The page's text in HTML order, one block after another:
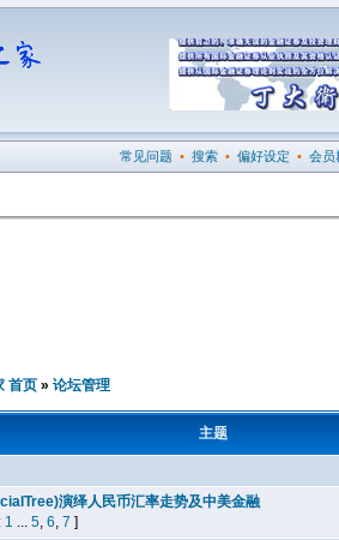
常见问题 • 搜索 • 偏好设定 • 会员
首页 » 论坛管理
主题
演绎人民币汇率走势及中美金融
1 ... 5, 6, 7 ]